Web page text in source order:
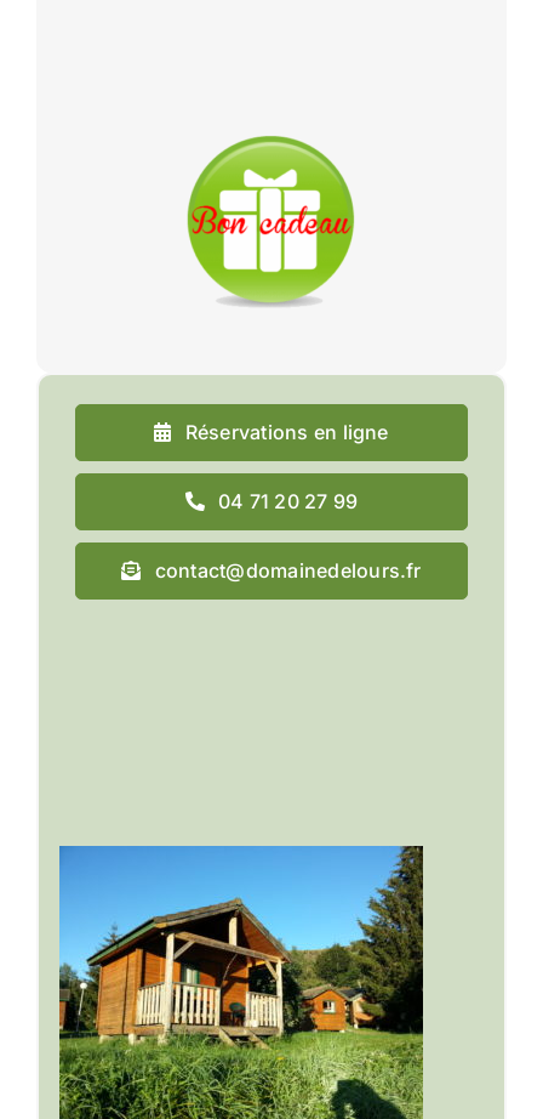
Réservations en ligne
04 71 20 27 99
contact@domainedelours.fr